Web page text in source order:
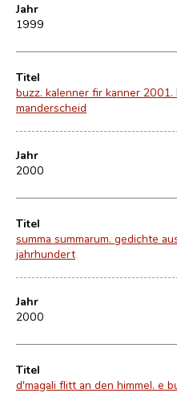
Jahr
1999
Titel
buzz. kalenner fir kanner
manderscheid
Jahr
2000
Titel
summa summarum. gedichte
jahrhundert
Jahr
2000
Titel
d'magali flitt an den himmel. e